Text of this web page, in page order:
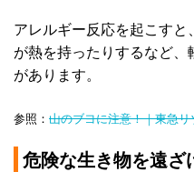
アレルギー反応を起こす
が熱を持ったりするなど
があります。
参照： 山のブヨに注意！｜東急
危険な生き物を遠ざ